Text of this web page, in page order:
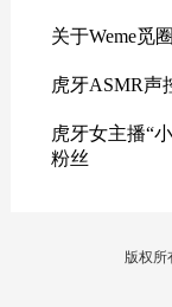
关于Weme觅
虎牙ASMR声
虎牙女主播“
粉丝
版权所